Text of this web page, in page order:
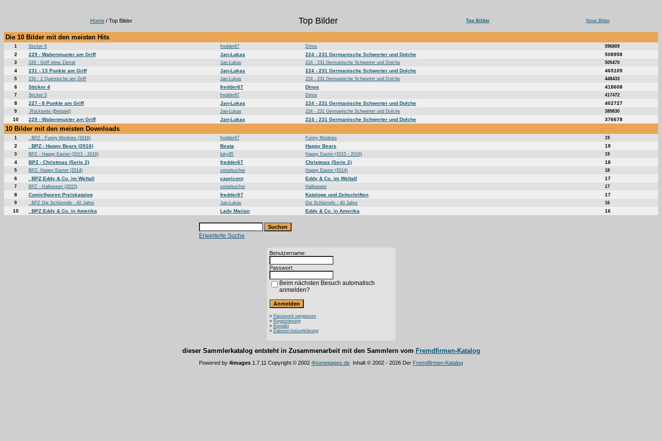
Home/ Top Bilder Top Bilder Top Bilder Neue Bilder
Die 10 Bilder mit den meisten Hits
1 Sticker 6 fredder67 Dinos 596809
2 229 - Wabenmuster am Griff Jan-Lukas 224 - 231 Germanische Schwerter und Dolche 508958
3 228 - Griff ohne Zierrat Jan-Lukas 224 - 231 Germanische Schwerter und Dolche 505470
4 231 - 13 Punkte am Griff Jan-Lukas 224 - 231 Germanische Schwerter und Dolche 465109
5 230 - 2 Querstriche am Griff Jan-Lukas 224 - 231 Germanische Schwerter und Dolche 448433
6 Sticker 4 fredder67 Dinos 418608
7 Sticker 5 fredder67 Dinos 417472
8 227 - 8 Punkte am Griff Jan-Lukas 224 - 231 Germanische Schwerter und Dolche 402727
9 .Rückseite (Beispiel) Jan-Lukas 224 - 231 Germanische Schwerter und Dolche 389830
10 229 - Wabenmuster am Griff Jan-Lukas 224 - 231 Germanische Schwerter und Dolche 376678
10 Bilder mit den meisten Downloads
1 . BPZ - Funny Monkies (2016) fredder67 Funny Monkies 19
2 . BPZ - Happy Bears (2016) Beata Happy Bears 19
3 BPZ - Happy Easter (2015 - 2016) luky95 Happy Easter (2015 - 2016) 19
4 BPZ - Christmas (Serie 2) fredder67 Christmas (Serie 2) 18
5 BPZ- Happy Easter (2014) zettelsucher Happy Easter (2014) 18
6 . BPZ Eddy & Co. im Weltall capricorn Eddy & Co. im Weltall 17
7 BPZ - Halloween (2015) zettelsucher Halloween 17
8 Comicfiguren Preiskatalog fredder67 Kataloge und Zeitschriften 17
9 . BPZ Die Schlümpfe - 40 Jahre Jan-Lukas Die Schlümpfe - 40 Jahre 16
10 . BPZ Eddy & Co. in Amerika Lady Marian Eddy & Co. in Amerika 16
Erweiterte Suche
Benutzername:
Passwort:
Beim nächsten Besuch automatisch
anmelden?
» Password vergessen
» Registrierung
» Kontakt
» Datenschutzerklärung
dieser Sammlerkatalog entsteht in Zusammenarbeit mit den Sammlern vom Fremdfirmen-Katalog
Powered by 4images 1.7.11 Copyright © 2002 4homepages.de Inhalt © 2002 - 2026 Der Fremdfirmen-Katalog